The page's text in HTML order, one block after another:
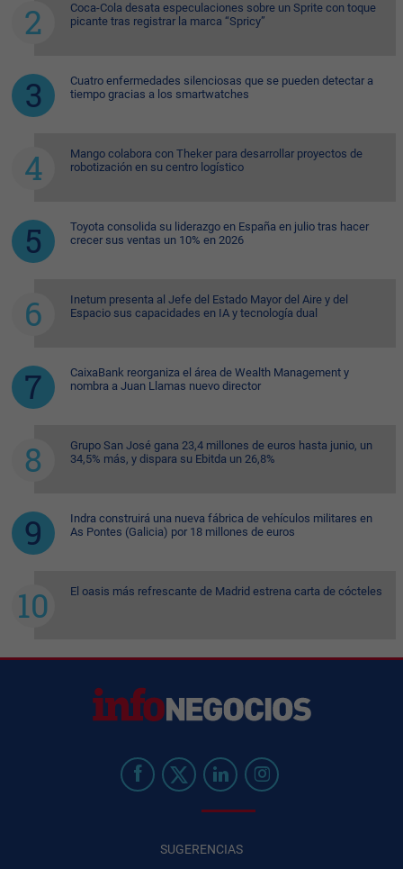
Coca-Cola desata especulaciones sobre un Sprite con toque
picante tras registrar la marca “Spricy”
Cuatro enfermedades silenciosas que se pueden detectar a
tiempo gracias a los smartwatches
Mango colabora con Theker para desarrollar proyectos de
robotización en su centro logístico
Toyota consolida su liderazgo en España en julio tras hacer
crecer sus ventas un 10% en 2026
Inetum presenta al Jefe del Estado Mayor del Aire y del
Espacio sus capacidades en IA y tecnología dual
CaixaBank reorganiza el área de Wealth Management y
nombra a Juan Llamas nuevo director
Grupo San José gana 23,4 millones de euros hasta junio, un
34,5% más, y dispara su Ebitda un 26,8%
Indra construirá una nueva fábrica de vehículos militares en
As Pontes (Galicia) por 18 millones de euros
El oasis más refrescante de Madrid estrena carta de cócteles
SUGERENCIAS